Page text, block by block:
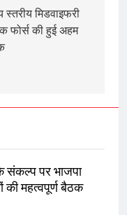
स्तरीय मिडवाइफरी
फोर्स की हुई अहम
संकल्प पर भाजपा
की महत्वपूर्ण बैठक